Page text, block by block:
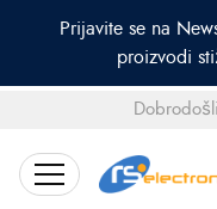
Prijavite se na
proizvodi
for: